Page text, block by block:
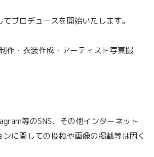
プロデュースを開始いたします。
作・衣装作成・アーティスト写真撮
等のSNS、その他インターネット
ンに関しての投稿や画像の掲載等は固く